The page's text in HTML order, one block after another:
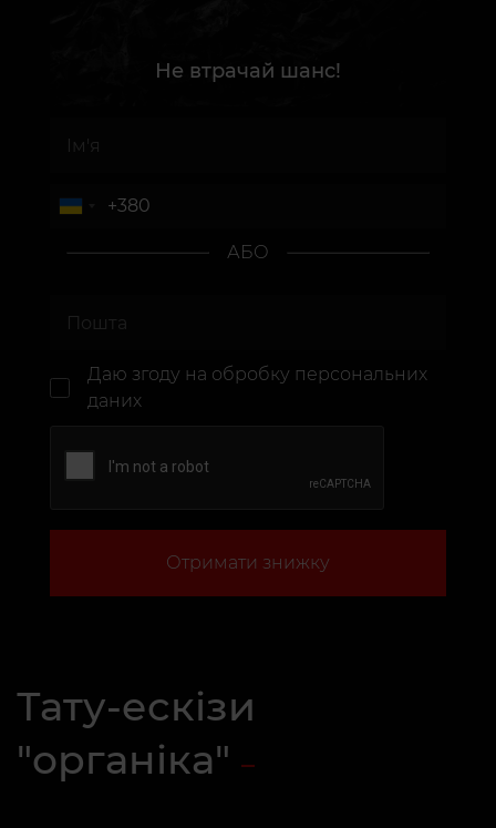
Не втрачай шанс!
АБО
Даю згоду на обробку персональних
даних
Отримати знижку
Тату-ескізи
"органіка"